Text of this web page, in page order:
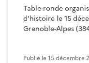
Table-ronde
d'histoire le 15
Grenoble-Alpes
Publié le15 décembre